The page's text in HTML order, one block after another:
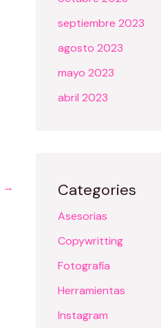
→
septiembre 2023
agosto 2023
mayo 2023
abril 2023
Categories
Asesorias
Copywritting
Fotografía
Herramientas
Instagram